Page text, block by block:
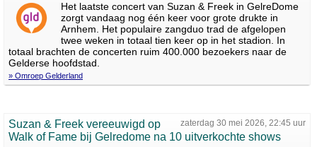
Het laatste concert van Suzan & Freek in GelreDome
zorgt vandaag nog één keer voor grote drukte in
Arnhem. Het populaire zangduo trad de afgelopen
twee weken in totaal tien keer op in het stadion. In
totaal brachten de concerten ruim 400.000 bezoekers naar de
Gelderse hoofdstad.
» Omroep Gelderland
zaterdag 30 mei 2026, 22:45 uur
Suzan & Freek vereeuwigd op
Walk of Fame bij Gelredome na 10 uitverkochte shows